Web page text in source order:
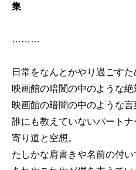
集
………
日常をなんとかやり過ごすた
映画館の暗闇の中のような絶
映画館の暗闇の中のような言
誰にも教えていないパートナ
寄り道と空想。
たしかな肩書きや名前の付い